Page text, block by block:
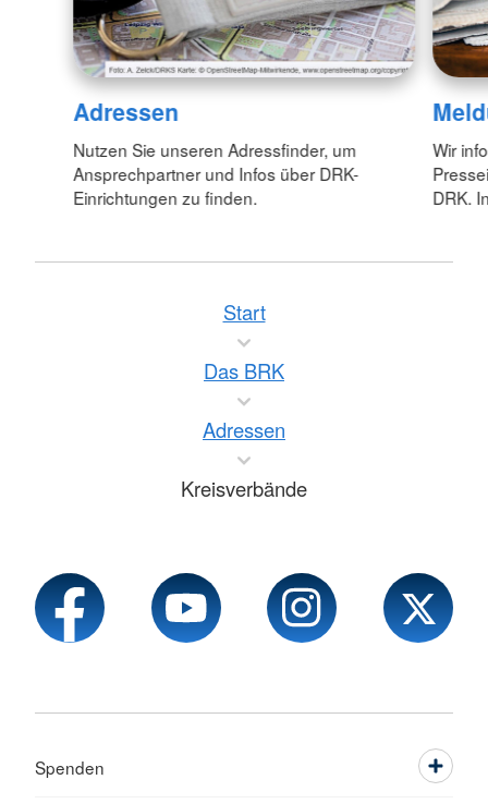
Adressen
Nutzen Sie unseren Adressfinder, um
Ansprechpartner und Infos über DRK-
Einrichtungen zu finden.
Wir
DRK.
Start
Das BRK
Adressen
Kreisverbände
Spenden